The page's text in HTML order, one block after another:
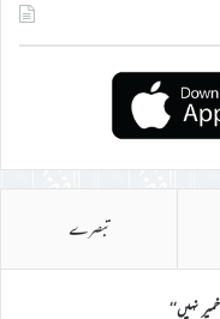
تبصرے
نہیں‘‘